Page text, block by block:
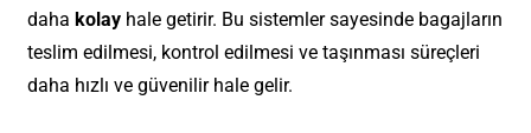
daha kolayhale getirir. Bu sistemler sayesinde bagajların
teslim edilmesi, kontrol edilmesi ve taşınması süreçleri
daha hızlı ve güvenilir hale gelir.